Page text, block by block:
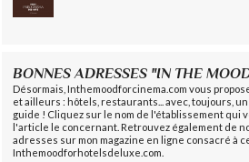
BONNES ADRESSES "IN THE
Désormais, Inthemoodforcinema.com vous
et ailleurs : hôtels, restaurants... avec, toujours,
guide ! Cliquez sur le nom de l'établissement qui
l'article le concernant. Retrouvez également de
adresses sur mon magazine en ligne consacré à
Inthemoodforhotelsdeluxe.com.